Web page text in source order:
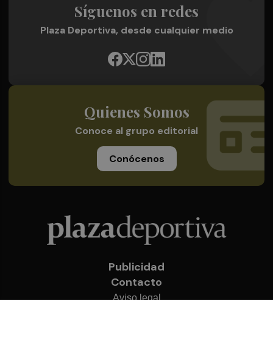
Síguenos en redes
Plaza Deportiva, desde cualquier medio
Quienes Somos
Conoce al grupo editorial
Conócenos
Publicidad
Contacto
Aviso legal